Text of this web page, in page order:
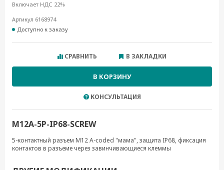
Включает НДС 22%
Артикул 6168974
Доступно к заказу
СРАВНИТЬ В ЗАКЛАДКИ
В КОРЗИНУ
КОНСУЛЬТАЦИЯ
M12A-5P-IP68-SCREW
5-контактный разъем M12 A-coded "мама", защита IP68, фиксация
контактов в разъеме через завинчивающиеся клеммы